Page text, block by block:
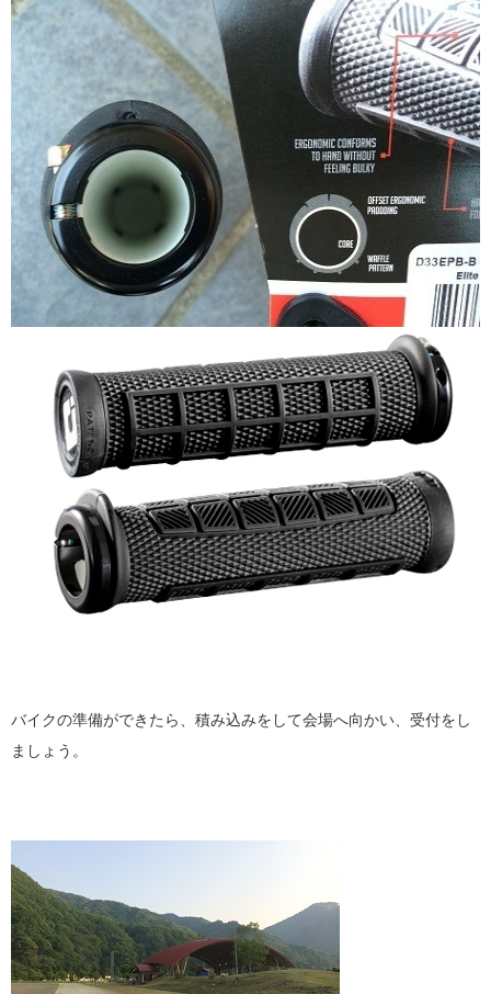
バイクの準備ができたら、積み込みをして会場へ向かい、受付をし
ましょう。